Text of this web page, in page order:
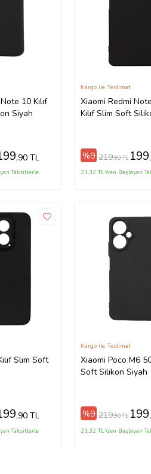
10 Kılıf
Siyah
,90 TL
Taksitlerle
Xiaomi Redmi
Kılıf Slim Soft
Kargo ile Teslimat
%9 219,90 TL 199
21,32 TL'den Başlayan
Slim Soft
,90 TL
Taksitlerle
Xiaomi Poco M6
Soft Silikon Siyah
Kargo ile Teslimat
%9 219,90 TL 199
21,32 TL'den Başlayan